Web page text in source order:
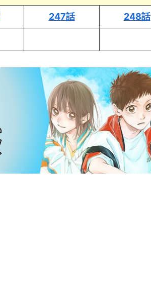
247話 248話